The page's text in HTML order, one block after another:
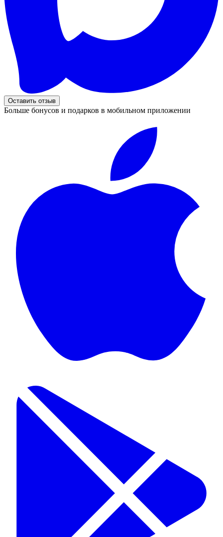
Оставить отзыв
Больше бонусов и подарков в мобильном приложении